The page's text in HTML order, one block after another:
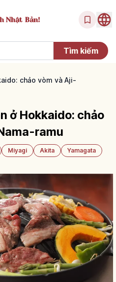
Nhật Bản!
chảo vòm và Aji-
ở Hokkaido: chảo
ramu
Miyagi Akita
Yamagata